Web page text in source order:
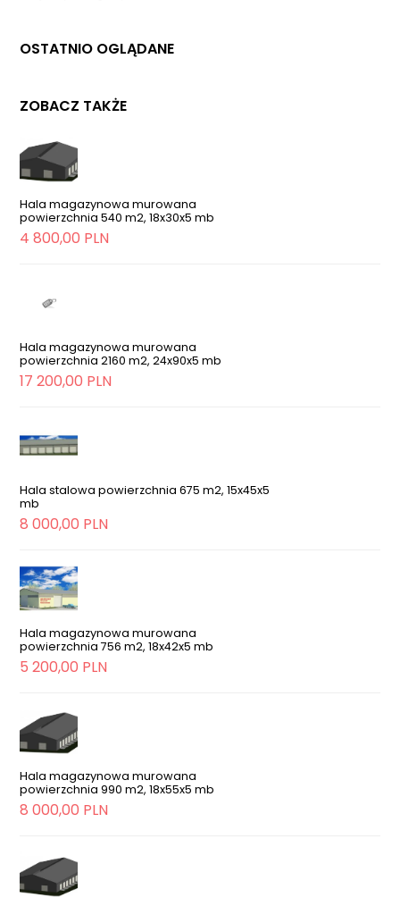
OSTATNIO OGLĄDANE
ZOBACZ TAKŻE
Hala magazynowa murowana
powierzchnia 540 m2, 18x30x5 mb
4 800,00 PLN
Hala magazynowa murowana
powierzchnia 2160 m2, 24x90x5 mb
17 200,00 PLN
Hala stalowa powierzchnia 675 m2, 15x45x5
mb
8 000,00 PLN
Hala magazynowa murowana
powierzchnia 756 m2, 18x42x5 mb
5 200,00 PLN
Hala magazynowa murowana
powierzchnia 990 m2, 18x55x5 mb
8 000,00 PLN